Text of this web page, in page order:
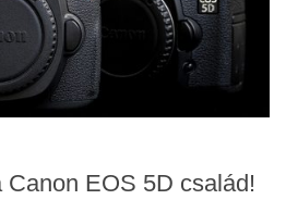
Canon EOS 5D család!